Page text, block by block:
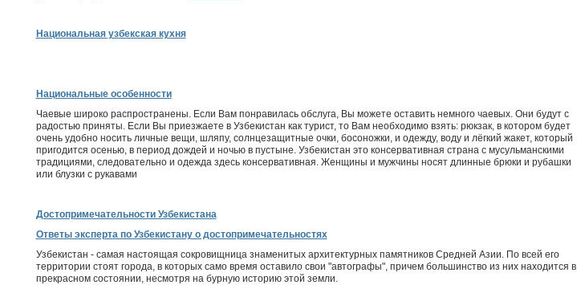
Национальная узбекская кухня
Национальные особенности
Чаевые широко распространены. Если Вам понравилась обслуга, Вы можете оставить немного чаевых. Они будут с
радостью приняты. Если Вы приезжаете в Узбекистан как турист, то Вам необходимо взять: рюкзак, в котором будет
очень удобно носить личные вещи, шляпу, солнцезащитные очки, босоножки, и одежду, воду и лёгкий жакет, который
пригодится осенью, в период дождей и ночью в пустыне. Узбекистан это консервативная страна с мусульманскими
традициями, следовательно и одежда здесь консервативная. Женщины и мужчины носят длинные брюки и рубашки
или блузки с рукавами
Достопримечательности Узбекистана
Ответы эксперта по Узбекистану о достопримечательностях
Узбекистан - самая настоящая сокровищница знаменитых архитектурных памятников Средней Азии. По всей его
территории стоят города, в которых само время оставило свои "автографы", причем большинство из них находится в
прекрасном состоянии, несмотря на бурную историю этой земли.